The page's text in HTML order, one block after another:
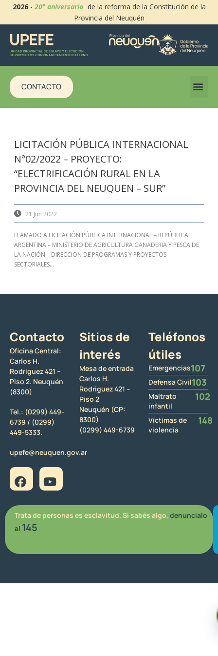
2026-20° aniversario de la reforma de la Constitución de la
Provincia del Neuquén
CONTACTO
LICITACIÓN PÚBLICA INTERNACIONAL
N°02/2022 – PROYECTO:
“ELECTRIFICACIÓN RURAL EN LA
PROVINCIA DEL NEUQUEN – SUR”
21 Jun 2022
LLAMADO A LICITACIÓN PÚBLICA INTERNACIONAL – REPÚBLICA
ARGENTINA – MINISTERIO DE AGRICULTURA GANADERIA Y PESCA DE
LA NACIÓN – DIRECCION DE PROGRAMAS Y PROYECTOS
SECTORIALES...
Contacto
Oficina Central:
Carlos H.
Rodriguez 421 –
Piso 2. Neuquén
(8300)
Tel.: (0299) 449-
6739 / (0299)
449-5333.
upefe@neuquen.gov.ar
Sitios de
interés
Mesa de entrada
Carlos H.
Rodriguez 421 –
Piso 2
Neuquén (CP:
8300)
(0299) 449-6739
Teléfonos
útiles
Emergencias107
Defensa Civil103
Maltrato
infantil
102
Víctimas de
violencia
148
Trata de personas es esclavitud. Si sabés algo, denuncialo
al 145